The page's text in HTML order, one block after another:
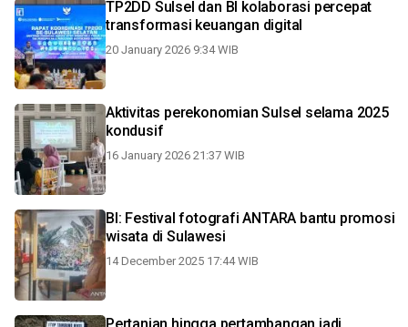
TP2DD Sulsel dan BI kolaborasi percepat
transformasi keuangan digital
20 January 2026 9:34 WIB
Aktivitas perekonomian Sulsel selama 2025
kondusif
16 January 2026 21:37 WIB
BI: Festival fotografi ANTARA bantu promosi
wisata di Sulawesi
14 December 2025 17:44 WIB